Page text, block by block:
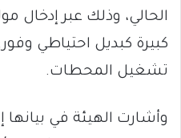
الحالي، وذلك عبر إدخال
كبيرة كبديل احتياطي
تشغيل المحطات.
وأشارت الهيئة في